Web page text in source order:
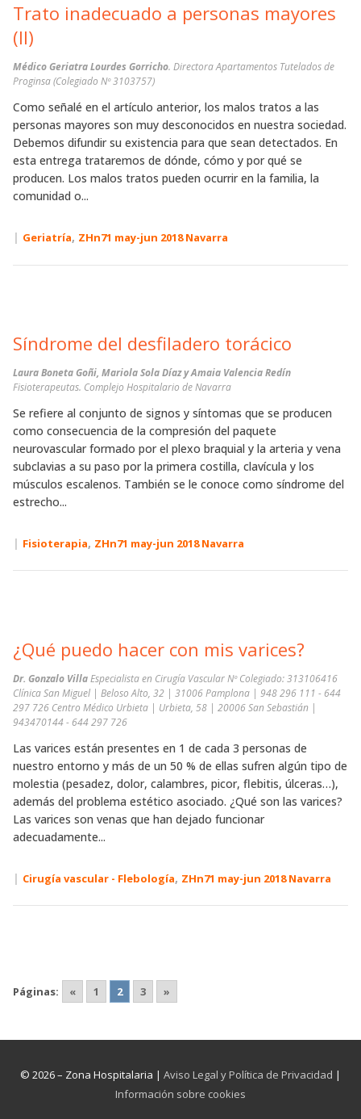
Trato inadecuado a personas mayores
(II)
Médico Geriatra Lourdes Gorricho. Directora Apartamentos Tutelados de
Proginsa (Colegiado Nº 3103757)
Como señalé en el artículo anterior, los malos tratos a las
personas mayores son muy desconocidos en nuestra sociedad.
Debemos difundir su existencia para que sean detectados. En
esta entrega trataremos de dónde, cómo y por qué se
producen. Los malos tratos pueden ocurrir en la familia, la
comunidad o...
| Geriatría, ZHn71 may-jun 2018 Navarra
Síndrome del desfiladero torácico
Laura Boneta Goñi, Mariola Sola Díaz y Amaia Valencia Redín
Fisioterapeutas. Complejo Hospitalario de Navarra
Se refiere al conjunto de signos y síntomas que se producen
como consecuencia de la compresión del paquete
neurovascular formado por el plexo braquial y la arteria y vena
subclavias a su paso por la primera costilla, clavícula y los
músculos escalenos. También se le conoce como síndrome del
estrecho...
| Fisioterapia, ZHn71 may-jun 2018 Navarra
¿Qué puedo hacer con mis varices?
Dr. Gonzalo VillaEspecialista en Cirugía Vascular Nº Colegiado: 313106416
Clínica San Miguel | Beloso Alto, 32 | 31006 Pamplona | 948 296 111 - 644
297 726 Centro Médico Urbieta | Urbieta, 58 | 20006 San Sebastián |
943470144 - 644 297 726
Las varices están presentes en 1 de cada 3 personas de
nuestro entorno y más de un 50 % de ellas sufren algún tipo de
molestia (pesadez, dolor, calambres, picor, flebitis, úlceras…),
además del problema estético asociado. ¿Qué son las varices?
Las varices son venas que han dejado funcionar
adecuadamente...
| Cirugía vascular - Flebología, ZHn71 may-jun 2018 Navarra
Páginas: « 1 2 3 »
© 2026 – Zona Hospitalaria | Aviso Legal y Política de Privacidad |
Información sobre cookies